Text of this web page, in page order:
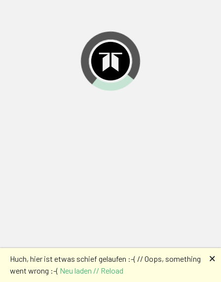
Huch, hier ist etwas schief gelaufen :-( // Oops, something
went wrong :-( Neu laden // Reload
🗙